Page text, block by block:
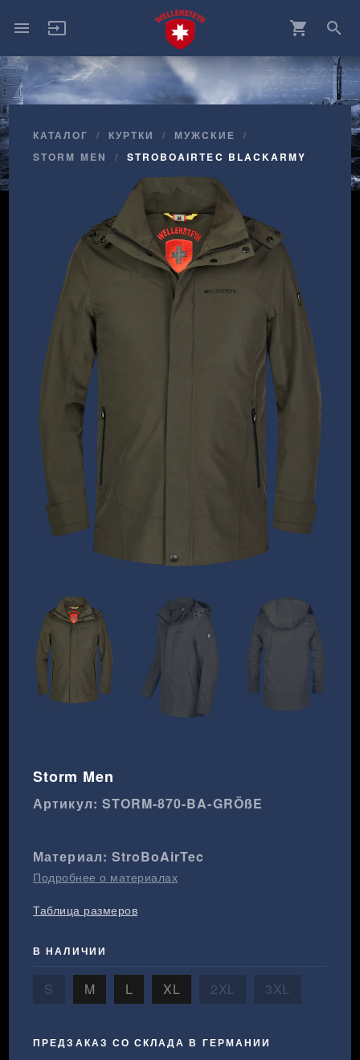
menu search
shopping_cart
input
КАТАЛОГ КУРТКИ
МУЖCКИЕ
STORM MEN
STROBOAIRTEC BLACKARMY
Storm Men
Артикул: STORM-870-BA-GRÖßE
Материал: StroBoAirTec
Подробнее о материалах
Таблица размеров
В НАЛИЧИИ
S M L XL 2XL 3XL
ПРЕДЗАКАЗ СО СКЛАДА В ГЕРМАНИИ